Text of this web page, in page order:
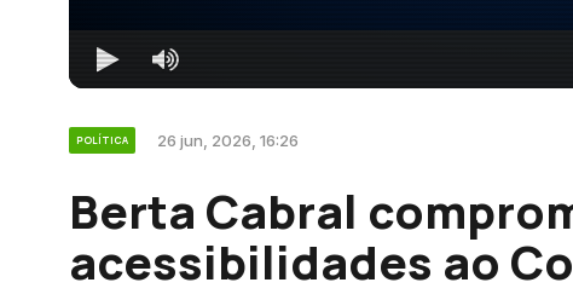
POLÍTICA 26 jun, 2026, 16:26
Berta Cabral
acessibilidades ao